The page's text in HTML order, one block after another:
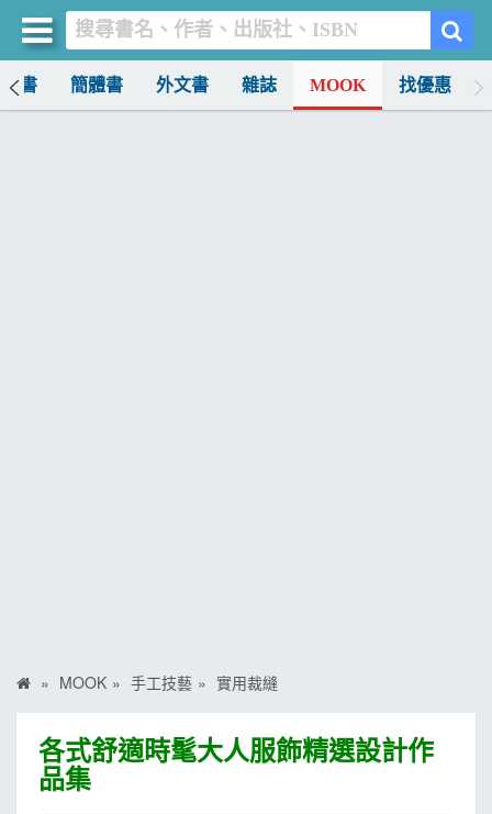
書 簡體書 外文書 雜誌 MOOK 找優惠
MOOK 手工技藝 實用裁縫
各式舒適時髦大人服飾精選設計作
品集
買書網